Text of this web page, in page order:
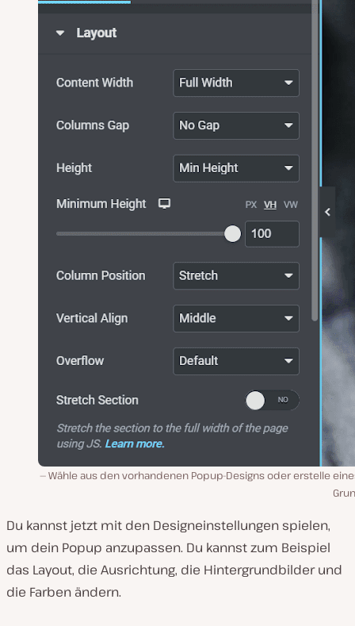
Wähle aus den vorhandenen Popup-Designs oder erstelle
Du kannst jetzt mit den Designeinstellungen spielen,
um dein Popup anzupassen. Du kannst zum Beispiel
das Layout, die Ausrichtung, die Hintergrundbilder und
die Farben ändern.